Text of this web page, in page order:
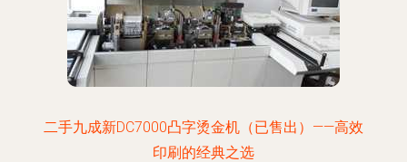
二手九成新DC7000凸字烫金机（已售出）——高效
印刷的经典之选